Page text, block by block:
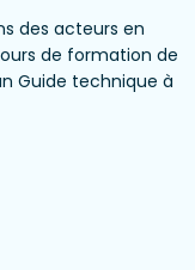
des acteurs en
de formation de
Guide technique à